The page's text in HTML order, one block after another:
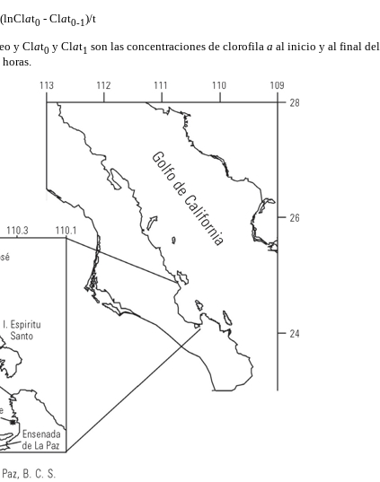
at0 - Clat0-1)/t
y Clat0 y Clat1 son las concentraciones de clorofila a al inicio y al final del